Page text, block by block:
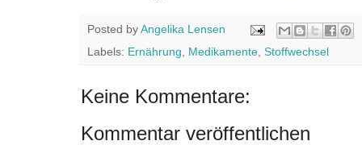
Posted byAngelika Lensen
Labels: Ernährung Medikamente Stoffwechsel
Keine Kommentare:
Kommentar veröffentlichen